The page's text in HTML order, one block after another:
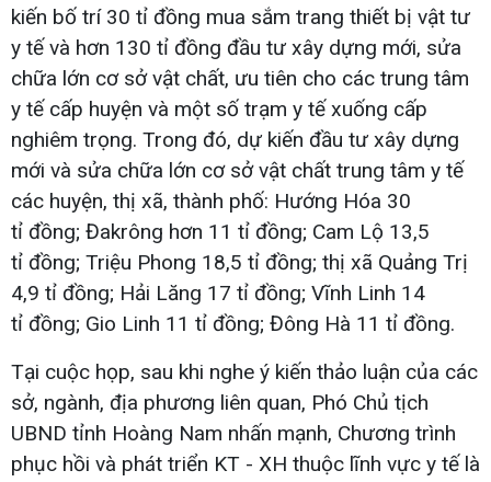
kiến bố trí 30 tỉ đồng mua sắm trang thiết bị vật tư
y tế và hơn 130 tỉ đồng đầu tư xây dựng mới, sửa
chữa lớn cơ sở vật chất, ưu tiên cho các trung tâm
y tế cấp huyện và một số trạm y tế xuống cấp
nghiêm trọng. Trong đó, dự kiến đầu tư xây dựng
mới và sửa chữa lớn cơ sở vật chất trung tâm y tế
các huyện, thị xã, thành phố: Hướng Hóa 30
tỉ đồng; Đakrông hơn 11 tỉ đồng; Cam Lộ 13,5
tỉ đồng; Triệu Phong 18,5 tỉ đồng; thị xã Quảng Trị
4,9 tỉ đồng; Hải Lăng 17 tỉ đồng; Vĩnh Linh 14
tỉ đồng; Gio Linh 11 tỉ đồng; Đông Hà 11 tỉ đồng.
Tại cuộc họp, sau khi nghe ý kiến thảo luận của các
sở, ngành, địa phương liên quan, Phó Chủ tịch
UBND tỉnh Hoàng Nam nhấn mạnh, Chương trình
phục hồi và phát triển KT - XH thuộc lĩnh vực y tế là